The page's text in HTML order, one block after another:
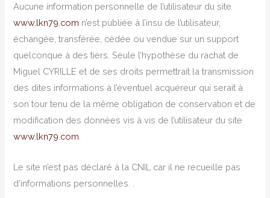
Aucune information personnelle de l’utilisateur du site
www.lkn79.com n’est publiée à l’insu de l’utilisateur,
échangée, transférée, cédée ou vendue sur un support
quelconque à des tiers. Seule l’hypothèse du rachat de
Miguel CYRILLE et de ses droits permettrait la transmission
des dites informations à l’éventuel acquéreur qui serait à
son tour tenu de la même obligation de conservation et de
modification des données vis à vis de l’utilisateur du site
www.lkn79.com
Le site n’est pas déclaré à la CNIL car il ne recueille pas
d’informations personnelles. .